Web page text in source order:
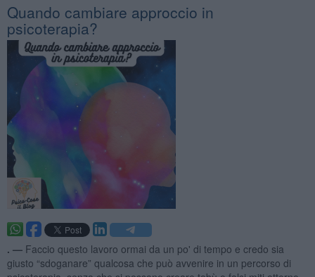
Quando cambiare approccio in
psicoterapia?
. — Faccio questo lavoro ormai da un po' di tempo e credo sia
giusto “sdoganare” qualcosa che può avvenire in un percorso di